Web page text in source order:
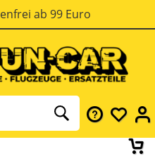
ab 99 Euro